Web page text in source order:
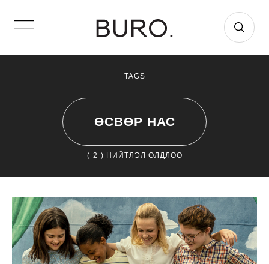
TAGS
ӨСВӨР НАС
( 2 ) НИЙТЛЭЛ ОЛДЛОО